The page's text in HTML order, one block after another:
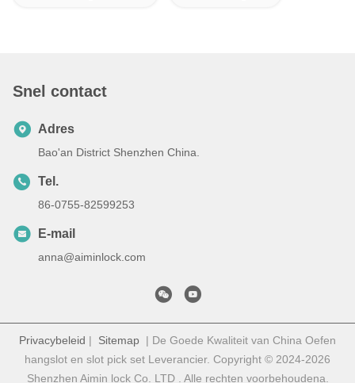
Snel contact
Adres
Bao'an District Shenzhen China.
Tel.
86-0755-82599253
E-mail
anna@aiminlock.com
Privacybeleid | Sitemap | De Goede Kwaliteit van China Oefen
hangslot en slot pick set Leverancier. Copyright © 2024-2026
Shenzhen Aimin lock Co. LTD . Alle rechten voorbehoudena.